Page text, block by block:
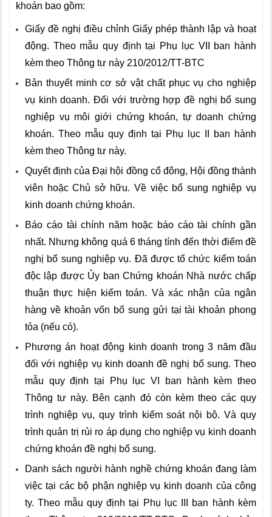
khoán bao gồm:
Giấy đề nghị điều chỉnh Giấy phép thành lập và hoạt
động. Theo mẫu quy định tại Phụ lục VII ban hành
kèm theo Thông tư này 210/2012/TT-BTC
Bản thuyết minh cơ sở vật chất phục vụ cho nghiệp
vụ kinh doanh. Đối với trường hợp đề nghị bổ sung
nghiệp vụ môi giới chứng khoán, tự doanh chứng
khoán. Theo mẫu quy định tại Phụ lục II ban hành
kèm theo Thông tư này.
Quyết định của Đại hội đồng cổ đông, Hội đồng thành
viên hoặc Chủ sở hữu. Về việc bổ sung nghiệp vụ
kinh doanh chứng khoán.
Báo cáo tài chính năm hoặc báo cáo tài chính gần
nhất. Nhưng không quá 6 tháng tính đến thời điểm đề
nghị bổ sung nghiệp vụ. Đã được tổ chức kiểm toán
độc lập được Ủy ban Chứng khoán Nhà nước chấp
thuận thực hiện kiểm toán. Và xác nhận của ngân
hàng về khoản vốn bổ sung gửi tại tài khoản phong
tỏa (nếu có).
Phương án hoạt động kinh doanh trong 3 năm đầu
đối với nghiệp vụ kinh doanh đề nghị bổ sung. Theo
mẫu quy định tại Phụ lục VI ban hành kèm theo
Thông tư này. Bên cạnh đó còn kèm theo các quy
trình nghiệp vụ, quy trình kiểm soát nội bộ. Và quy
trình quản trị rủi ro áp dụng cho nghiệp vụ kinh doanh
chứng khoán đề nghị bổ sung.
Danh sách người hành nghề chứng khoán đang làm
việc tại các bộ phận nghiệp vụ kinh doanh của công
ty. Theo mẫu quy định tại Phụ lục III ban hành kèm